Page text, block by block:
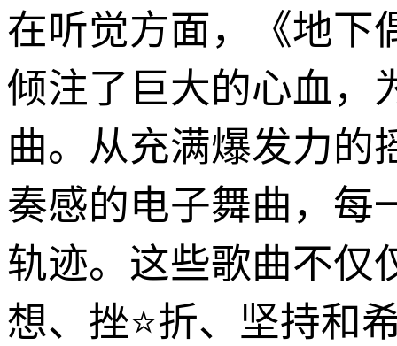
在听觉方面，《地下
倾注了巨大的心血，
曲。从充满爆发力的
奏感的电子舞曲，每
轨迹。这些歌曲不仅
想、挫⭐折、坚持和